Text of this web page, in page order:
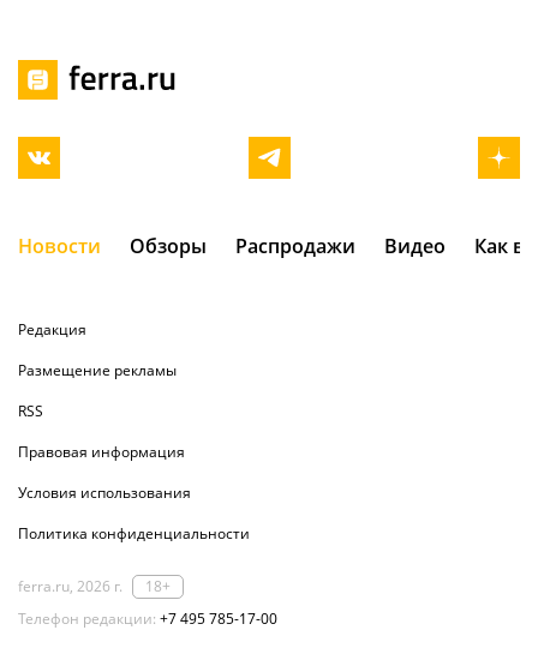
Новости Обзоры Распродажи Видео Как
Редакция
Размещение рекламы
RSS
Правовая информация
Условия использования
Политика конфиденциальности
ferra.ru, 2026 г.
18+
Телефон редакции: +7 495 785-17-00